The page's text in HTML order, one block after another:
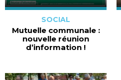
SOCIAL
Mutuelle communale :
nouvelle réunion
d’information !